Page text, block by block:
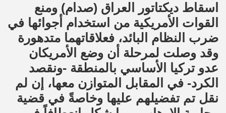
اسقاط ديكتاتور العراق (صدام) ومنع
القوات الأمريكية من استخدام أجوائها في
ضرب النظام البائد، فعلاقاتهما متدهورة
وقد وصلت لمرحلة أن وضع الأمريكان
عدو تركيا الأساسي بالمنطقة -ونقصد
الكرد- في المقابل المتوازن معها، إن لم
نقل تم تفضيلهم عليها وخاصةً في قضية